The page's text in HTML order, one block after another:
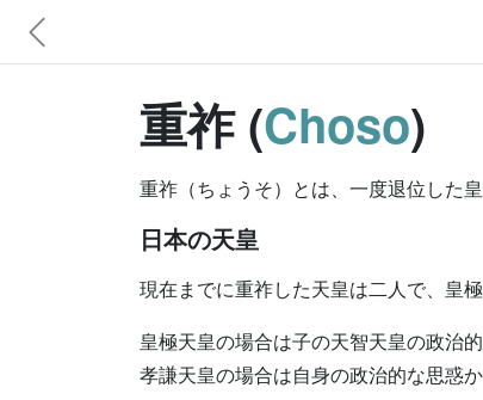
重祚 (Choso)
重祚（ちょうそ）とは、一度退位した
日本の天皇
現在までに重祚した天皇は二人で、皇
皇極天皇の場合は子の天智天皇の政治
孝謙天皇の場合は自身の政治的な思惑